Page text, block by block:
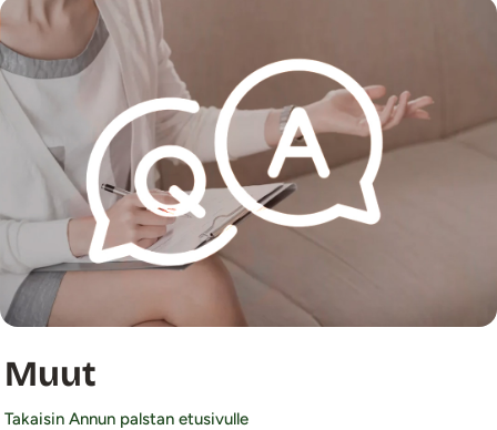
Muut
Takaisin Annun palstan etusivulle